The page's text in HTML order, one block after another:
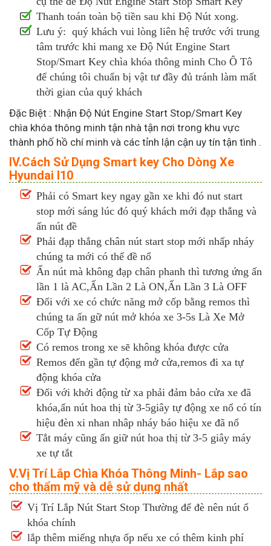
Thanh toán toàn bộ tiền sau khi Độ Nút xong.
Lưu ý: quý khách vui lòng liên hệ trước với trung
tâm trước khi mang xe Độ Nút Engine Start
Stop/Smart Key chìa khóa thông minh Cho Ô Tô
để chúng tôi chuẩn bị vật tư đầy đủ tránh làm mất
thời gian của quý khách
Đặc Biệt : Nhận Độ Nút Engine Start Stop/Smart Key
chìa khóa thông minh tận nhà tận nơi trong khu vực
thành phố hồ chí minh và các tỉnh lận cận uy tín tận tình .
IV.Cách Sử Dụng Smart key Cho Dòng Xe
Hyundai I10
Phải có Smart key ngay gần xe khi đó nut start
stop mới sáng lúc đó quý khách mới đạp thắng và
ấn nút đề
Phải đạp thắng chân nút start stop mới nhấp nháy
chúng ta mới có thể đề nổ
Ấn nút mà không đạp chân phanh thì tương ứng ấn
lần 1 là AC,Ấn Lần 2 Là ON,Ấn Lần 3 Là OFF
Đối với xe có chức năng mở cốp bằng remos thì
chúng ta ấn gữ nút mở khóa xe 3-5s Là Xe Mở
Cốp Tự Động
Có remos trong xe sẽ không khóa được cửa
Remos đến gần tự động mở cửa,remos đi xa tự
động khóa cửa
Đối với khởi động từ xa phải đảm bảo cửa xe đã
khóa,ấn nút hoa thị từ 3-5giây tự động xe nổ có tín
hiệu đèn xi nhan nhâp nháy báo hiệu xe đã nổ
Tắt máy cũng ấn giữ nút hoa thị từ 3-5 giây máy
xe tự tắt
V.Vị Trí Lắp Chìa Khóa Thông Minh- Lắp sao
cho thẩm mỹ và dễ sử dụng nhất
Vị Trí Lắp Nút Start Stop Thường để đè nên nút ổ
khóa chính
lắp thêm miếng nhựa ốp nếu xe có thêm kinh phí